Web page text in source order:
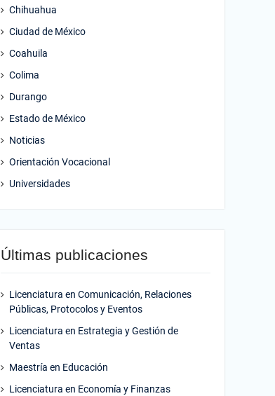
Chihuahua
Ciudad de México
Coahuila
Colima
Durango
Estado de México
Noticias
Orientación Vocacional
Universidades
Últimas publicaciones
Licenciatura en Comunicación, Relaciones
Públicas, Protocolos y Eventos
Licenciatura en Estrategia y Gestión de
Ventas
Maestría en Educación
Licenciatura en Economía y Finanzas